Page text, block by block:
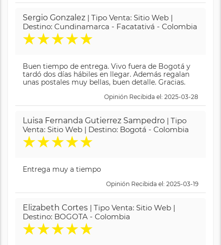
Sergio Gonzalez | Tipo Venta: Sitio Web |
Destino: Cundinamarca - Facatativá - Colombia
★★★★★
Buen tiempo de entrega. Vivo fuera de Bogotá y
tardó dos días hábiles en llegar. Además regalan
unas postales muy bellas, buen detalle. Gracias.
Opinión Recibida el: 2025-03-28
Luisa Fernanda Gutierrez Sampedro | Tipo
Venta: Sitio Web | Destino: Bogotá - Colombia
★★★★★
Entrega muy a tiempo
Opinión Recibida el: 2025-03-19
Elizabeth Cortes | Tipo Venta: Sitio Web |
Destino: BOGOTA - Colombia
★★★★★